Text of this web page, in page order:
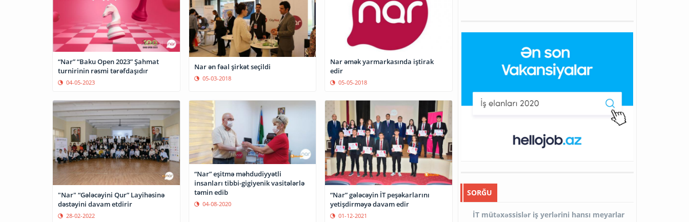
“Nar” “Baku Open 2023” Şahmat
turnirinin rəsmi tərəfdaşıdır
04-05-2023
Nar ən fəal şirkət seçildi
05-03-2018
Nar əmək yarmarkasında iştirak
edir
05-05-2018
"Nar" “Gələcəyini Qur” Layihəsinə
dəstəyini davam etdirir
28-02-2022
“Nar” eşitmə məhdudiyyətli
insanları tibbi-gigiyenik vasitələrlə
təmin edib
04-08-2020
“Nar” gələcəyin İT peşəkarlarını
yetişdirməyə davam edir
01-12-2021
SORĞU
İT mütəxəssislər iş yerlərini hansı meyarlar